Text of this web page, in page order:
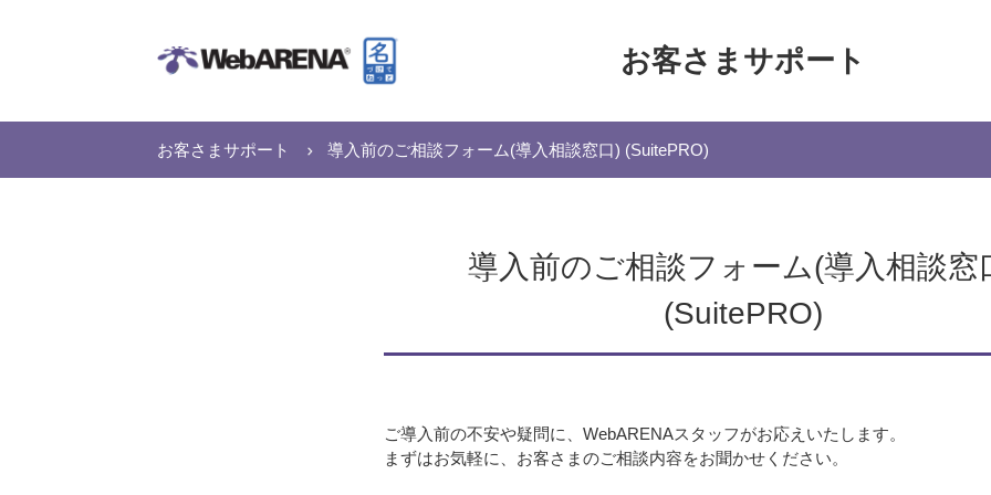
お客さまサポート
お客さまサポート 導入前のご相談フォーム(導入相談窓口) (SuitePRO)
導入前のご相談フォーム(導入相談窓
(SuitePRO)
ご導入前の不安や疑問に、WebARENAスタッフがお応えいたします。
まずはお気軽に、お客さまのご相談内容をお聞かせください。